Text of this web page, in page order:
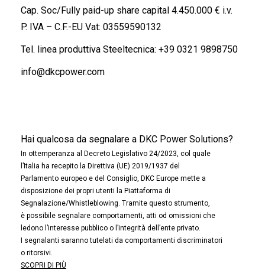
Cap. Soc/Fully paid-up share capital 4.450.000 € i.v.
P. IVA – C.F.-EU Vat: 03559590132
Tel. linea produttiva Steeltecnica: +39 0321 9898750
info@dkcpower.com
Hai qualcosa da segnalare a DKC Power Solutions?
In ottemperanza al Decreto Legislativo 24/2023, col quale
l’Italia ha recepito la Direttiva (UE) 2019/1937 del
Parlamento europeo e del Consiglio, DKC Europe mette a
disposizione dei propri utenti la Piattaforma di
Segnalazione/Whistleblowing. Tramite questo strumento,
è possibile segnalare comportamenti, atti od omissioni che
ledono l’interesse pubblico o l’integrità dell’ente privato.
I segnalanti saranno tutelati da comportamenti discriminatori
o ritorsivi.
SCOPRI DI PIÙ